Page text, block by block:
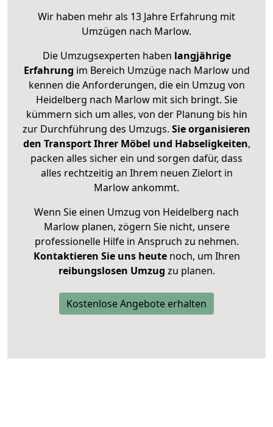
Wir haben mehr als 13 Jahre Erfahrung mit
Umzügen nach Marlow.
Die Umzugsexperten haben langjährige
Erfahrung im Bereich Umzüge nach Marlow und
kennen die Anforderungen, die ein Umzug von
Heidelberg nach Marlow mit sich bringt. Sie
kümmern sich um alles, von der Planung bis hin
zur Durchführung des Umzugs. Sie organisieren
den Transport Ihrer Möbel und Habseligkeiten,
packen alles sicher ein und sorgen dafür, dass
alles rechtzeitig an Ihrem neuen Zielort in
Marlow ankommt.
Wenn Sie einen Umzug von Heidelberg nach
Marlow planen, zögern Sie nicht, unsere
professionelle Hilfe in Anspruch zu nehmen.
Kontaktieren Sie uns heutenoch, um Ihren
reibungslosen Umzug zu planen.
Kostenlose Angebote erhalten